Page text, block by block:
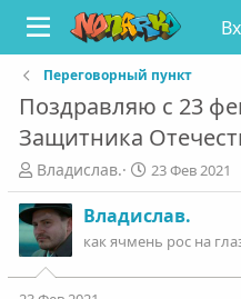
Переговорный пункт
Поздравляю с 23
Защитника
А
в
т
о
р
т
Владислав.
Д
а
т
н
а
23 Фев 2021
Владислав.
как ячмень рос на